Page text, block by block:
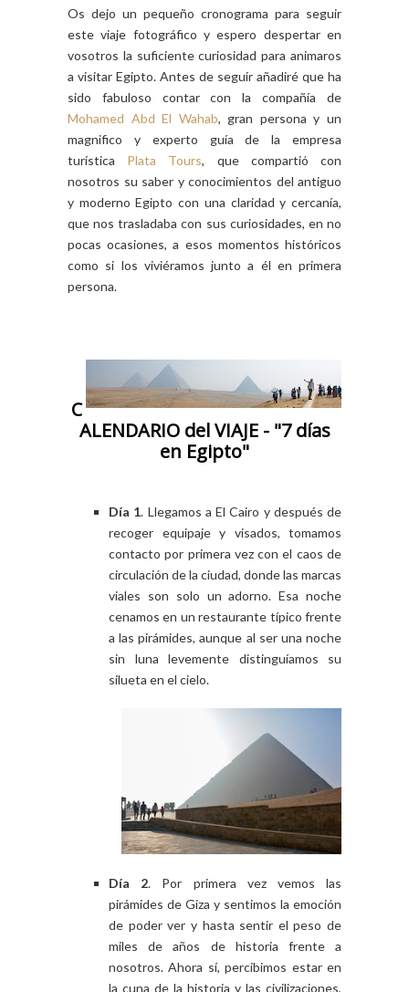
Os dejo un pequeño cronograma para seguir
este viaje fotográfico y espero despertar en
vosotros la suficiente curiosidad para animaros
a visitar Egipto. Antes de seguir añadiré que ha
sido fabuloso contar con la compañía de
Mohamed Abd El Wahab, gran persona y un
magnifico y experto guía de la empresa
turística Plata Tours, que compartió con
nosotros su saber y conocimientos del antiguo
y moderno Egipto con una claridad y cercanía,
que nos trasladaba con sus curiosidades, en no
pocas ocasiones, a esos momentos históricos
como si los viviéramos junto a él en primera
persona.
C
ALENDARIO del VIAJE - "7 días
en Egipto"
Día 1. Llegamos a El Cairo y después de
recoger equipaje y visados, tomamos
contacto por primera vez con el caos de
circulación de la ciudad, donde las marcas
viales son solo un adorno. Esa noche
cenamos en un restaurante típico frente
a las pirámides, aunque al ser una noche
sin luna levemente distinguíamos su
silueta en el cielo.
Día 2. Por primera vez vemos las
pirámides de Giza y sentimos la emoción
de poder ver y hasta sentir el peso de
miles de años de historia frente a
nosotros. Ahora sí, percibimos estar en
la cuna de la historia y las civilizaciones,